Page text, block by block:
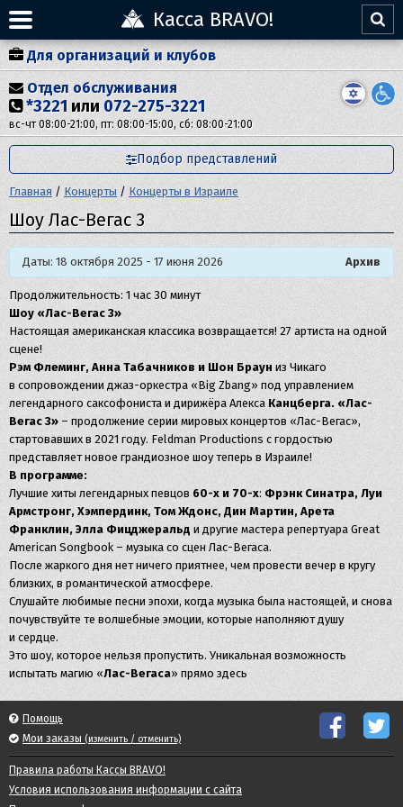
Касса BRAVO!
Для организаций и клубов
Отдел обслуживания
*3221 или 072-275-3221
вс-чт 08:00-21:00, пт: 08:00-15:00, сб: 08:00-21:00
Подбор представлений
Главная / Концерты / Концерты в Израиле
Шоу Лас-Вегас 3
Архив
Даты: 18 октября 2025 - 17 июня 2026
Продолжительность: 1 час 30 минут
Шоу «Лас-Вегас 3»
Настоящая американская классика возвращается! 27 артиста на одной
сцене!
Рэм Флеминг, Анна Табачников и Шон Браун из Чикаго
в сопровождении джаз-оркестра «Big Zbang» под управлением
легендарного саксофониста и дирижёра Алекса Канцберга. «Лас-
Вегас 3» – продолжение серии мировых концертов «Лас-Вегас»,
стартовавших в 2021 году. Feldman Productions с гордостью
представляет новое грандиозное шоу теперь в Израиле!
В программе:
Лучшие хиты легендарных певцов 60-х и 70-х: Фрэнк Синатра, Луи
Армстронг, Хэмпердинк, Том Ждонс, Дин Мартин, Арета
Франклин, Элла Фицджеральд и другие мастера репертуара Great
American Songbook – музыка со сцен Лас-Вегаса.
После жаркого дня нет ничего приятнее, чем провести вечер в кругу
близких, в романтической атмосфере.
Слушайте любимые песни эпохи, когда музыка была настоящей, и снова
почувствуйте те волшебные эмоции, которые наполняют душу
и сердце.
Это шоу, которое нельзя пропустить. Уникальная возможность
испытать магию «Лас-Вегаса» прямо здесь
Помощь
Мои заказы (изменить / отменить)
Правила работы Кассы BRAVO!
Условия использования информации с сайта